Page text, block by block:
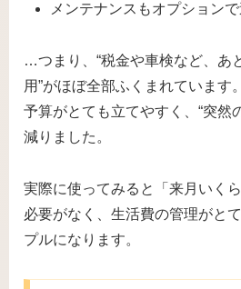
メンテナンスもオプション
…つまり、“税金や車検など、あ
用”がほぼ全部ふくまれています。
予算がとても立てやすく、“突然
減りました。
実際に使ってみると「来月いく
必要がなく、生活費の管理がと
プルになります。